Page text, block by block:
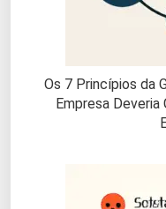
Os 7 Princípios da
Empresa Deveria